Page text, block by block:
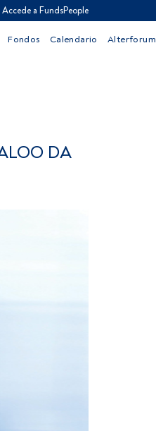
Accede a FundsPeople
Fondos Calendario Alterforum
DA